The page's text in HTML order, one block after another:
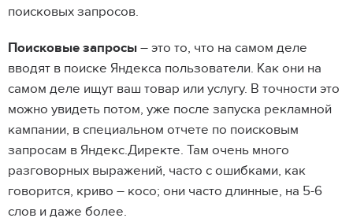
поисковых запросов.
Поисковые запросы – это то, что на самом деле
вводят в поиске Яндекса пользователи. Как они на
самом деле ищут ваш товар или услугу. В точности это
можно увидеть потом, уже после запуска рекламной
кампании, в специальном отчете по поисковым
запросам в Яндекс.Директе. Там очень много
разговорных выражений, часто с ошибками, как
говорится, криво – косо; они часто длинные, на 5-6
слов и даже более.